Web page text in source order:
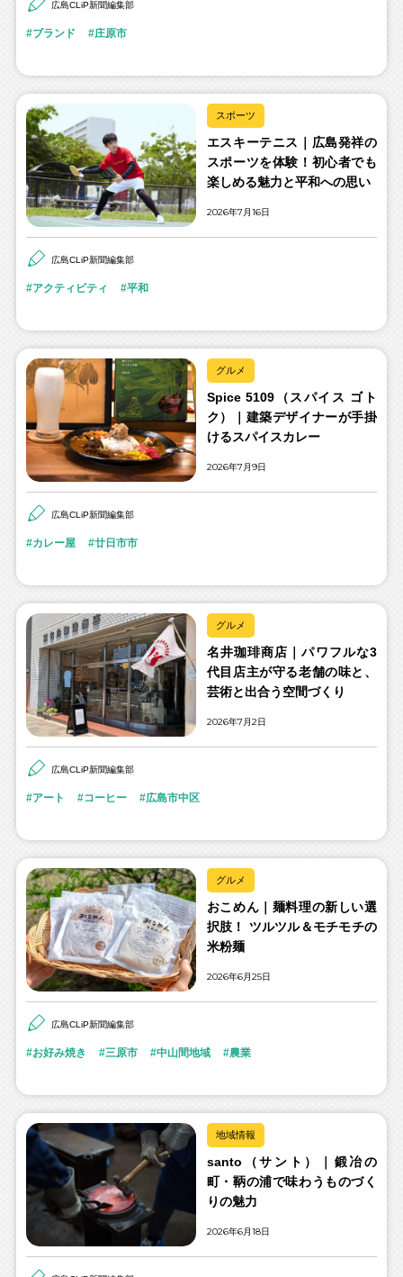
広島CLiP新聞編集部
ブランド 庄原市
スポーツ
エスキーテニス｜広島発祥の
スポーツを体験！初心者でも
楽しめる魅力と平和への思い
2026年7月16日
広島CLiP新聞編集部
アクティビティ 平和
グルメ
Spice 5109（スパイス ゴト
ク）｜建築デザイナーが手掛
けるスパイスカレー
2026年7月9日
広島CLiP新聞編集部
カレー屋 廿日市市
グルメ
名井珈琲商店｜パワフルな3
代目店主が守る老舗の味と、
芸術と出合う空間づくり
2026年7月2日
広島CLiP新聞編集部
アート コーヒー 広島市中区
グルメ
おこめん｜麺料理の新しい選
択肢！ ツルツル＆モチモチの
米粉麺
2026年6月25日
広島CLiP新聞編集部
お好み焼き 三原市 中山間地域 農業
地域情報
santo（サント）｜鍛冶の
町・鞆の浦で味わうものづく
りの魅力
2026年6月18日